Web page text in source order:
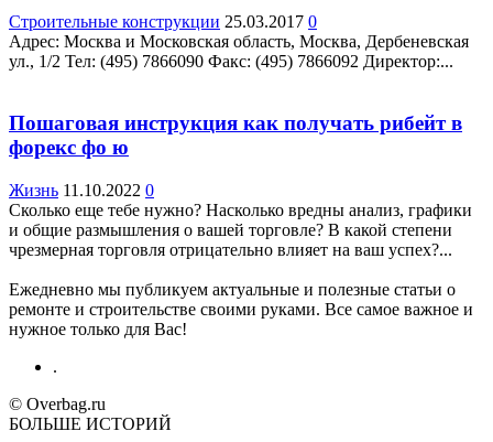
Строительные конструкции 25.03.2017 0
Адрес: Москва и Московская область, Москва, Дербеневская
ул., 1/2 Teл: (495) 7866090 Факс: (495) 7866092 Директор:...
Пошаговая инструкция как получать рибейт в
форекс фо ю
Жизнь 11.10.2022 0
Сколько еще тебе нужно? Насколько вредны анализ, графики
и общие размышления о вашей торговле? В какой степени
чрезмерная торговля отрицательно влияет на ваш успех?...
Ежедневно мы публикуем актуальные и полезные статьи о
ремонте и строительстве своими руками. Все самое важное и
нужное только для Вас!
.
© Overbag.ru
БОЛЬШЕ ИСТОРИЙ